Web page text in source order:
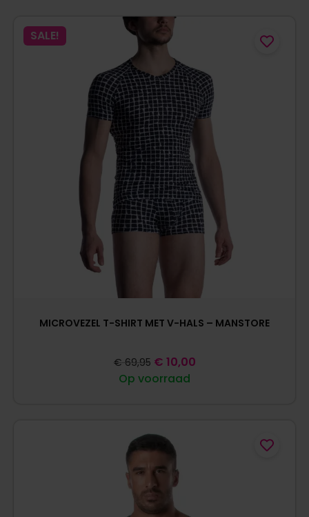
SALE!
MICROVEZEL T-SHIRT MET V-HALS – MANSTORE
Op voorraad
€ 69,95 € 10,00